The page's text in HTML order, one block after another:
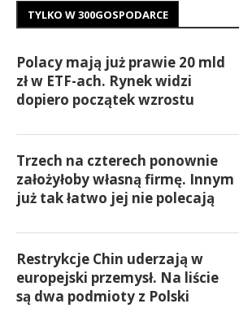
TYLKO W 300GOSPODARCE
Polacy mają już prawie 20 mld
zł w ETF-ach. Rynek widzi
dopiero początek wzrostu
Trzech na czterech ponownie
założyłoby własną firmę. Innym
już tak łatwo jej nie polecają
Restrykcje Chin uderzają w
europejski przemysł. Na liście
są dwa podmioty z Polski